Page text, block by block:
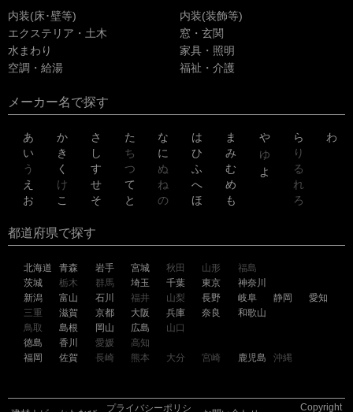
内装(床･壁等)
内装(装飾等)
エクステリア・土木
窓・玄関
水まわり
家具・照明
空調・給湯
福祉・介護
メーカー名で探す
あ
い
う
え
お
か
き
く
け
こ
さ
し
す
せ
そ
た
ち
つ
て
と
な
に
ぬ
ね
の
は
ひ
ふ
へ
ほ
ま
み
む
め
も
や
ゆ
よ
ら
り
る
れ
ろ
わ
都道府県で探す
北海道 青森 岩手 宮城 秋田 山形
福島
茨城
栃木 群馬 埼玉 千葉 東京
神奈川
新潟
富山 石川 福井 山梨 長野 岐阜 静岡
愛知
三重
滋賀 京都 大阪 兵庫 奈良
和歌山
鳥取
島根 岡山 広島
山口
徳島
香川 愛媛
高知
福岡
佐賀 長崎 熊本 大分 宮崎 鹿児島 沖縄
プライバシーポリシ Copyright